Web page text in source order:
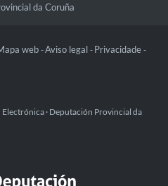
da Coruña
web -Aviso legal - Privacidade -
· Deputación Provincial da